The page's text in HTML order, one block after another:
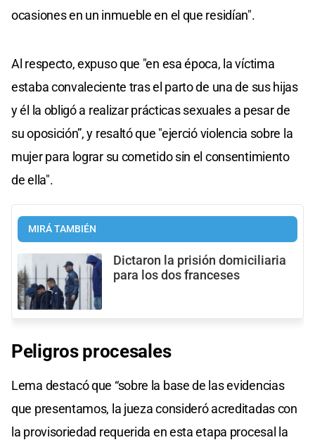
ocasiones en un inmueble en el que residían".
Al respecto, expuso que "en esa época, la víctima
estaba convaleciente tras el parto de una de sus hijas
y él la obligó a realizar prácticas sexuales a pesar de
su oposición”, y resaltó que "ejerció violencia sobre la
mujer para lograr su cometido sin el consentimiento
de ella".
MIRÁ TAMBIÉN
Dictaron la prisión domiciliaria
para los dos franceses
Peligros procesales
Lema destacó que “sobre la base de las evidencias
que presentamos, la jueza consideró acreditadas con
la provisoriedad requerida en esta etapa procesal la